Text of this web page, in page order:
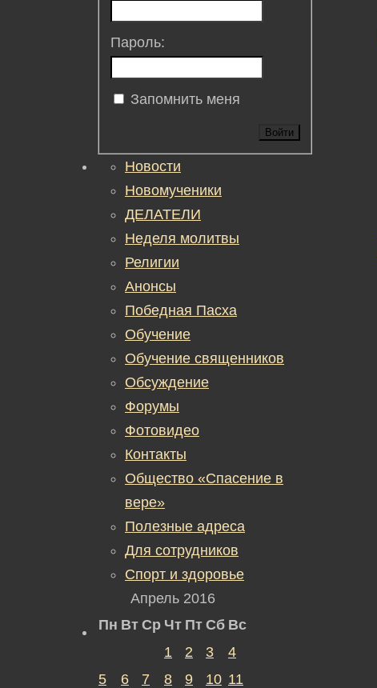
Пароль:
Запомнить меня
Войти
Новости
Новомученики
ДЕЛАТЕЛИ
Неделя молитвы
Религии
Анонсы
Победная Пасха
Обучение
Обучение священников
Обсуждение
Форумы
Фотовидео
Контакты
Общество «Спасение в
вере»
Полезные адреса
Для сотрудников
Спорт и здоровье
Апрель 2016
Пн Вт Ср Чт Пт Сб Вс
1
2 3
4
5
6 7 8 9 10 11